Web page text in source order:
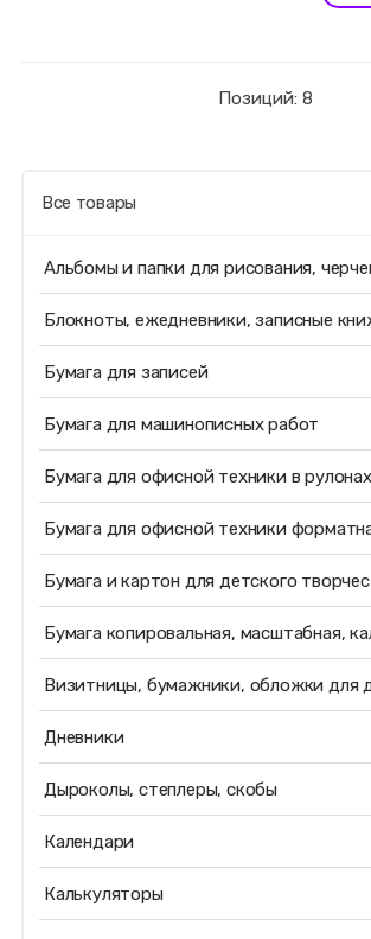
Позиций: 8
Все товары
Альбомы и папки для рисования,
Блокноты, ежедневники, записные
Бумага для записей
Бумага для машинописных работ
Бумага для офисной техники в рулонах
Бумага для офисной техники
Бумага и картон для детского
Бумага копировальная, масштабная,
Визитницы, бумажники, обложки для
Дневники
Дыроколы, степлеры, скобы
Календари
Калькуляторы